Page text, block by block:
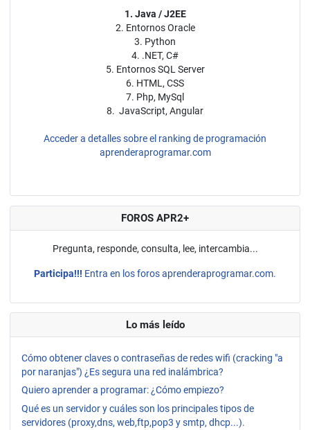
1. Java / J2EE
2. Entornos Oracle
3. Python
4. .NET, C#
5. Entornos SQL Server
6. HTML, CSS
7. Php, MySql
8. JavaScript, Angular
Acceder a detalles sobre el ranking de programación
aprenderaprogramar.com
FOROS APR2+
Pregunta, responde, consulta, lee, intercambia...
Participa!!! Entra en los foros aprenderaprogramar.com.
Lo más leído
Cómo obtener claves o contraseñas de redes wifi (cracking "a
por naranjas") ¿Es segura una red inalámbrica?
Quiero aprender a programar: ¿Cómo empiezo?
Qué es un servidor y cuáles son los principales tipos de
servidores (proxy,dns, web,ftp,pop3 y smtp, dhcp...).